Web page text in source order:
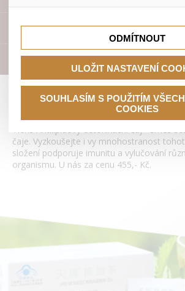
Přístroje
Antilipidový detoxikační
Tiens Antilipidový detoxikační čaj - směs
čaje. Vyzkoušejte i vy mnohostranost
složení podporuje imunitu a vylučování
organismu. U nás za cenu 455,- Kč.
se nevhodným doporučením produktů či
nedůležitým nabídkám.
marketingové kampaně.
ODMÍTNOUT
ULOŽIT NASTAVENÍ
SOUHLASÍM S POUŽITÍM
COOKIES